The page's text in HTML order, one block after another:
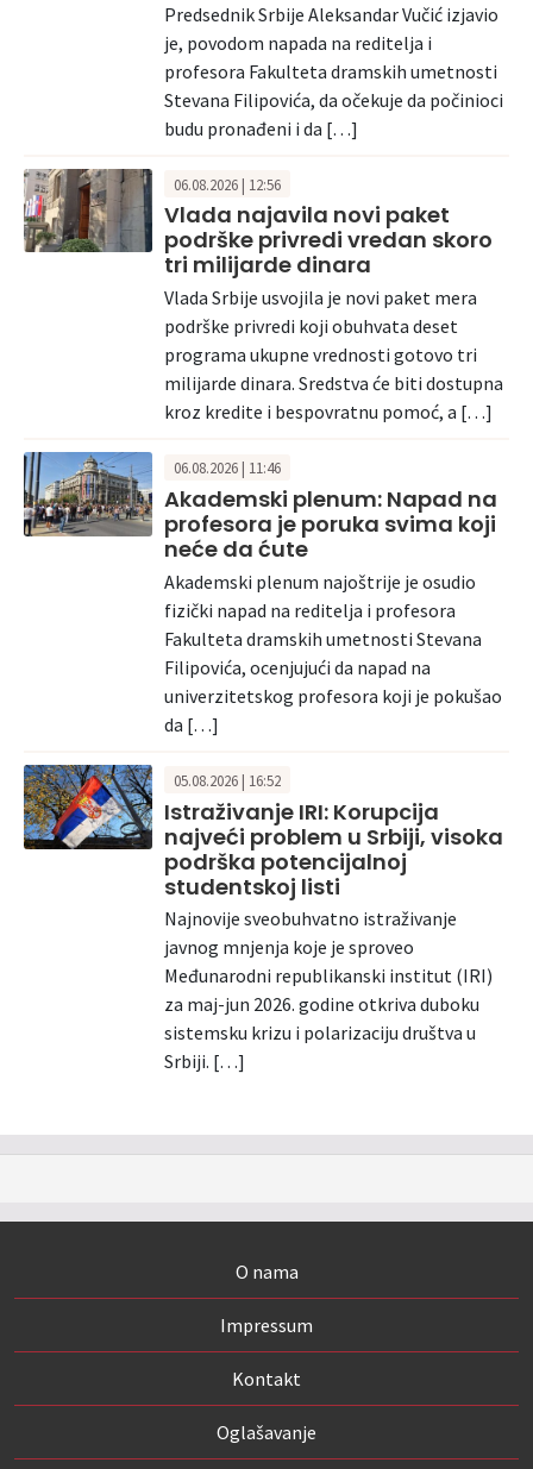
Predsednik Srbije Aleksandar Vučić izjavio
je, povodom napada na reditelja i
profesora Fakulteta dramskih umetnosti
Stevana Filipovića, da očekuje da počinioci
budu pronađeni i da […]
06.08.2026 | 12:56
Vlada najavila novi paket
podrške privredi vredan skoro
tri milijarde dinara
Vlada Srbije usvojila je novi paket mera
podrške privredi koji obuhvata deset
programa ukupne vrednosti gotovo tri
milijarde dinara. Sredstva će biti dostupna
kroz kredite i bespovratnu pomoć, a […]
06.08.2026 | 11:46
Akademski plenum: Napad na
profesora je poruka svima koji
neće da ćute
Akademski plenum najoštrije je osudio
fizički napad na reditelja i profesora
Fakulteta dramskih umetnosti Stevana
Filipovića, ocenjujući da napad na
univerzitetskog profesora koji je pokušao
da […]
05.08.2026 | 16:52
Istraživanje IRI: Korupcija
najveći problem u Srbiji, visoka
podrška potencijalnoj
studentskoj listi
Najnovije sveobuhvatno istraživanje
javnog mnjenja koje je sproveo
Međunarodni republikanski institut (IRI)
za maj-jun 2026. godine otkriva duboku
sistemsku krizu i polarizaciju društva u
Srbiji. […]
O nama
Impressum
Kontakt
Oglašavanje